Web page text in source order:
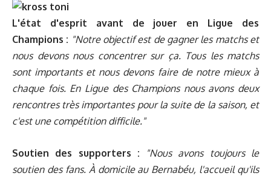
L'état d'esprit avant de jouer en Ligue des
Champions : "Notre objectif est de gagner les matchs et
nous devons nous concentrer sur ça. Tous les matchs
sont importants et nous devons faire de notre mieux à
chaque fois. En Ligue des Champions nous avons deux
rencontres très importantes pour la suite de la saison, et
c'est une compétition difficile."
Soutien des supporters :
"Nous avons toujours le
soutien des fans. À domicile au Bernabéu, l'accueil qu'ils